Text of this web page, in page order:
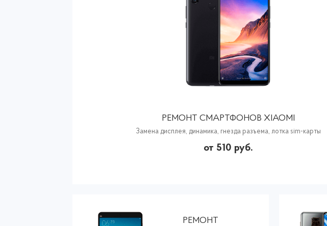
РЕМОНТ СМАРТФОНОВ XIAOMI
Замена дисплея, динамика, гнезда разъема, лотка sim-карты
от 510 руб.
РЕМОНТ